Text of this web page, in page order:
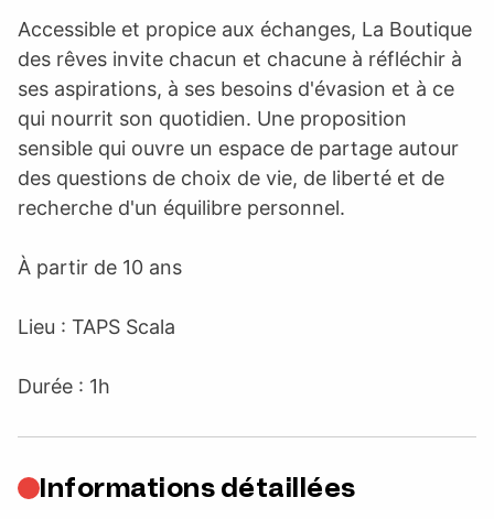
Accessible et propice aux échanges, La Boutique
des rêves invite chacun et chacune à réfléchir à
ses aspirations, à ses besoins d'évasion et à ce
qui nourrit son quotidien. Une proposition
sensible qui ouvre un espace de partage autour
des questions de choix de vie, de liberté et de
recherche d'un équilibre personnel.
À partir de 10 ans
Lieu : TAPS Scala
Durée : 1h
Informations détaillées